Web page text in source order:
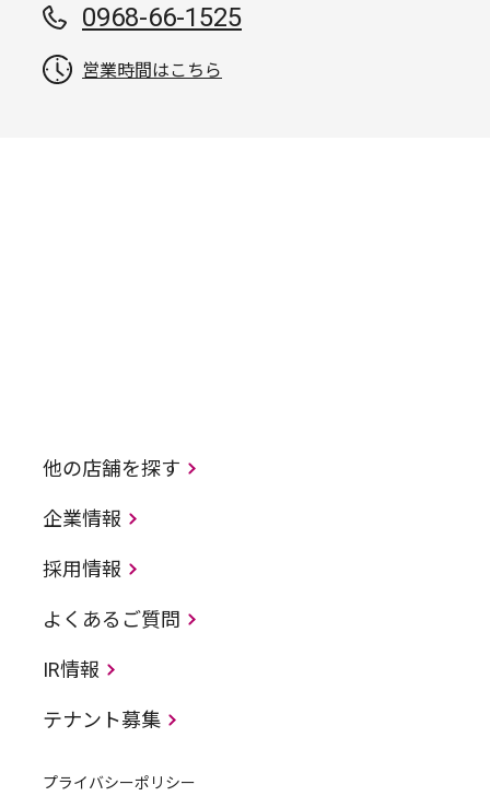
0968-66-1525
営業時間はこちら
他の店舗を探す
企業情報
採用情報
よくあるご質問
IR情報
テナント募集
プライバシーポリシー